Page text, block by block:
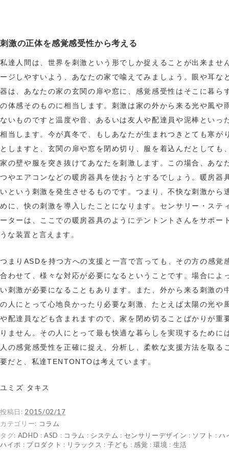
刺激の正体を感覚感受性から考える
私達人間は、世界を刺激という形でしか捉えることが出来ませ
ージしやすいよう、あなたの家で喩えてみましょう。眼や耳な
器は、あなたの家の玄関の扉や窓に、感覚感受性はそこに暮ら
の体感そのものに相当します。刺激は家の外から来る光や風や
ないものですと温度や音、あるいは友人や配達員や泥棒といっ
相当します。今が真冬で、もしあなたが生まれつきとても寒が
としますと、玄関の扉や窓を閉め切り、服を着込んだとしても
家の壁や服を突き抜けてあなたを刺激します。この場合、あな
つやエアコンなどの暖房器具を使おうとするでしょう。暖房器
いという刺激を発生させるものです。つまり、不快な刺激から
めに、快の刺激を導入したことになります。センサリー・ステ
ーターは、ここでの暖房器具のようにテントントさんをサポー
うな装置と言えます。
つまりASDを持つ方への支援と一言で言っても、その方の感覚
合わせて、様々な対応が必要になるということです。場合によ
い刺激が必要になることもあります。また、外から来る刺激の
の人にとって心地良かったり必要な刺激、たとえば太陽の光や
や配達員なども含まれますので、家を閉め切ることばかりが重
りません。その人にとって最も快適な暮らしを実現するために
人の感覚感受性を正確に捉え、分析し、柔軟な支援方法を取る
要だと、私達TENTONTOは考えています。
ユミズ タキス
投稿日: 2015/02/17
カテゴリー: コラム
タグ: ADHD :ASD : コラム : システム : センサリーデザイン : ソフト :ハ
ハイポ : プロダクト : リラックス :子ども : 感覚 :環境 : 生活